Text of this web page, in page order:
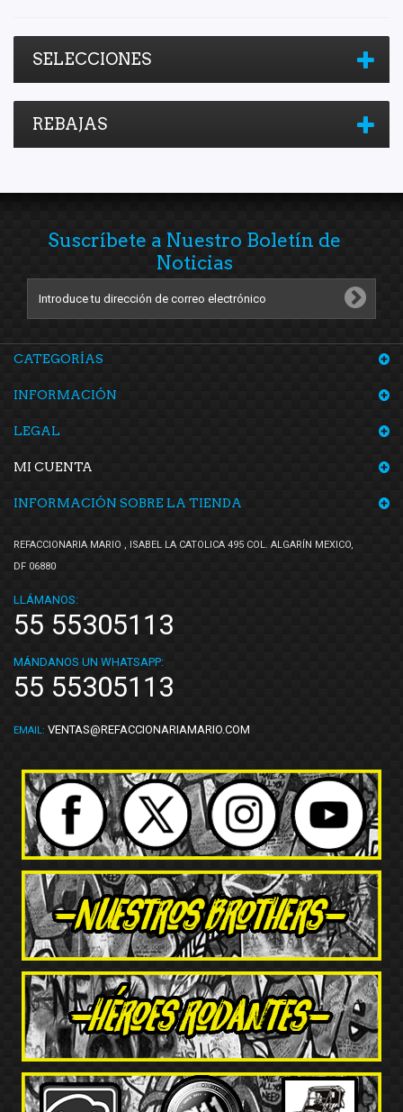
SELECCIONES
REBAJAS
Suscríbete a Nuestro Boletín de
Noticias
CATEGORÍAS
INFORMACIÓN
LEGAL
MI CUENTA
INFORMACIÓN SOBRE LA TIENDA
REFACCIONARIA MARIO , ISABEL LA CATOLICA 495 COL. ALGARÍN MEXICO,
DF 06880
LLÁMANOS:
55 55305113
MÁNDANOS UN WHATSAPP:
55 55305113
EMAIL: VENTAS@REFACCIONARIAMARIO.COM